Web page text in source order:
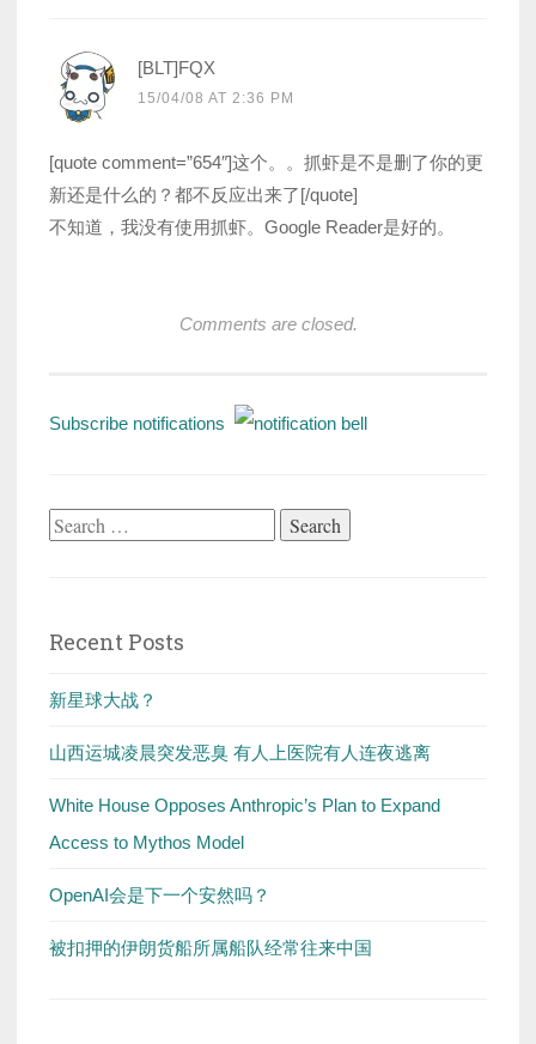
[BLT]FQX
15/04/08 AT 2:36 PM
[quote comment=”654″]这个。。抓虾是不是删了你的更
新还是什么的？都不反应出来了[/quote]
不知道，我没有使用抓虾。Google Reader是好的。
Comments are closed.
Subscribe notifications
Search
Recent Posts
新星球大战？
山西运城凌晨突发恶臭 有人上医院有人连夜逃离
White House Opposes Anthropic’s Plan to Expand
Access to Mythos Model
OpenAI会是下一个安然吗？
被扣押的伊朗货船所属船队经常往来中国